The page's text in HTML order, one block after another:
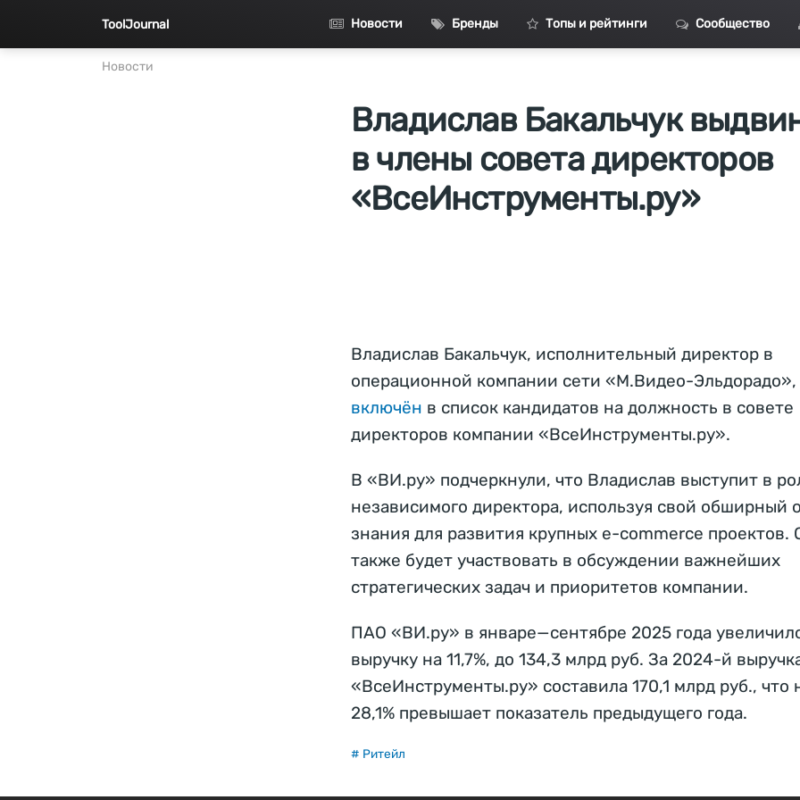
ToolJournal Новости Бренды Топы и рейтинги Сообщество
Новости
Владислав Бакальчук
в члены совета директоров
«ВсеИнструменты.ру»
Владислав Бакальчук, исполнительный директор в
операционной компании сети «М.Видео-Эльдорадо»,
включён в список кандидатов на должность в совете
директоров компании «ВсеИнструменты.ру».
В «ВИ.ру» подчеркнули, что Владислав выступит в
независимого директора, используя свой обширный
знания для развития крупных e-commerce проектов.
также будет участвовать в обсуждении важнейших
стратегических задач и приоритетов компании.
ПАО «ВИ.ру» в январе—сентябре 2025 года
выручку на 11,7%, до 134,3 млрд руб. За 2024-й
«ВсеИнструменты.ру» составила 170,1 млрд руб., что
28,1% превышает показатель предыдущего года.
# Ритейл